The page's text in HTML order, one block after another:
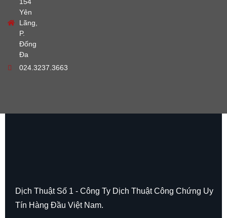
Yên
Lãng,
P.
Đống
Đa
024.3237.3663
Dịch Thuật Số 1 - Công Ty Dịch Thuật Công Chứng Uy
Tín Hàng Đầu Việt Nam.